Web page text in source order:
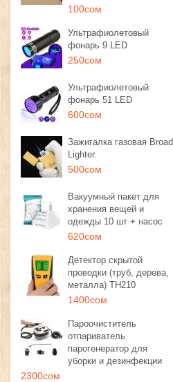
100сом
Ультрафиолетовый
фонарь 9 LED
250сом
Ультрафиолетовый
фонарь 51 LED
600сом
Зажигалка газовая Broad
Lighter.
500сом
Вакуумный пакет для
хранения вещей и
одежды 10 шт + насос
620сом
Детектор скрытой
проводки (труб, дерева,
металла) TH210
1400сом
Пароочиститель
отпариватель
парогенератор для
уборки и дезинфекции
2300сом